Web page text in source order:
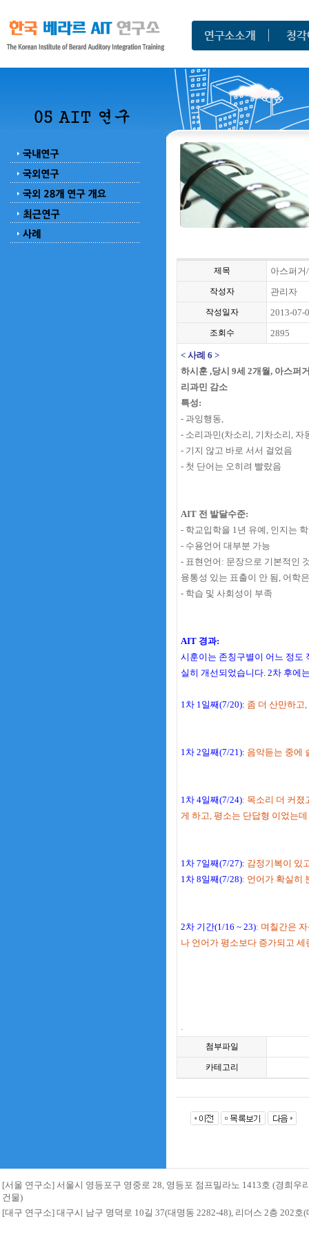
제목 아스퍼거
작성자 관리자
작성일자 2013-07-
조회수 2895
< 사례 6 >
하시훈 ,당시 9세 2개월, 아스퍼
리과민 감소
특성:
- 과잉행동,
- 소리과민(차소리, 기차소리,
- 기지 않고 바로 서서 걸었음
- 첫 단어는 오히려 빨랐음
AIT 전 발달수준:
- 학교입학을 1년 유예, 인지는
- 수용언어 대부분 가능
- 표현언어: 문장으로 기본적인
융통성 있는 표출이 안 됨, 어학
- 학습 및 사회성이 부족
AIT 경과:
시훈이는 존칭구별이 어느 정도
실히 개선되었습니다. 2차 후에
1차 1일째(7/20): 좀 더 산만하고
1차 2일째(7/21): 음악듣는 중에
1차 4일째(7/24): 목소리 더 커졌
게 하고, 평소는 단답형 이었는
1차 7일째(7/27): 감정기복이 있
1차 8일째(7/28): 언어가 확실히
2차 기간(1/16 ~ 23): 며칠간은
나 언어가 평소보다 증가되고
.
첨부파일
카테고리
[서울 연구소] 서울시 영등포구 영중로 28, 영등포 점프밀라노 1413호 (경희우
건물)
[대구 연구소] 대구시 남구 명덕로 10길 37(대명동 2282-48), 리더스 2층 202호